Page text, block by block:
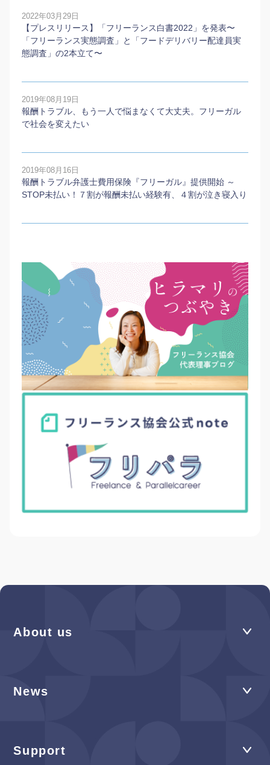
2022年03月29日
【プレスリリース】「フリーランス白書2022」を発表〜
「フリーランス実態調査」と「フードデリバリー配達員実
態調査」の2本⽴て〜
2019年08月19日
報酬トラブル、もう一人で悩まなくて大丈夫。フリーガル
で社会を変えたい
2019年08月16日
報酬トラブル弁護士費用保険『フリーガル』提供開始 ～
STOP未払い！７割が報酬未払い経験有、４割が泣き寝入り
About us
News
Support